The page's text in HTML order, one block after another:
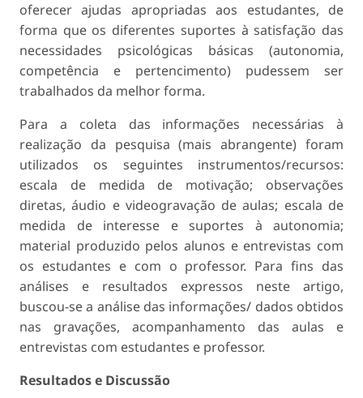
oferecer ajudas apropriadas aos estudantes, de
forma que os diferentes suportes à satisfação das
necessidades psicológicas básicas (autonomia,
competência e pertencimento) pudessem ser
trabalhados da melhor forma.
Para a coleta das informações necessárias à
realização da pesquisa (mais abrangente) foram
utilizados os seguintes instrumentos/recursos:
escala de medida de motivação; observações
diretas, áudio e videogravação de aulas; escala de
medida de interesse e suportes à autonomia;
material produzido pelos alunos e entrevistas com
os estudantes e com o professor. Para fins das
análises e resultados expressos neste artigo,
buscou-se a análise das informações/ dados obtidos
nas gravações, acompanhamento das aulas e
entrevistas com estudantes e professor.
Resultados e Discussão